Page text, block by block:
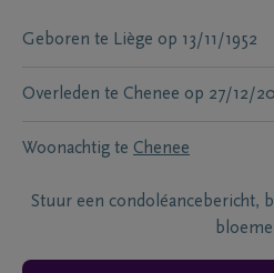
Geboren te Liège op 13/11/1952
Overleden te Chenee op 27/12/
Woonachtig te Chenee
Stuur een condoléancebericht,